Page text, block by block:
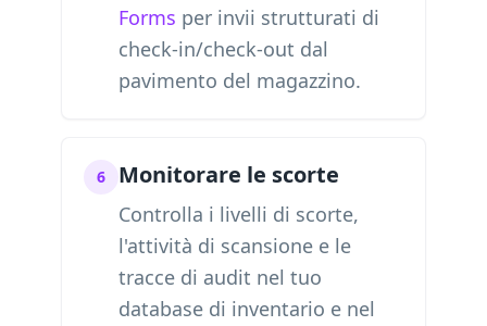
Forms per invii strutturati di
check-in/check-out dal
pavimento del magazzino.
6 Monitorare le scorte
Controlla i livelli di scorte,
l'attività di scansione e le
tracce di audit nel tuo
database di inventario e nel